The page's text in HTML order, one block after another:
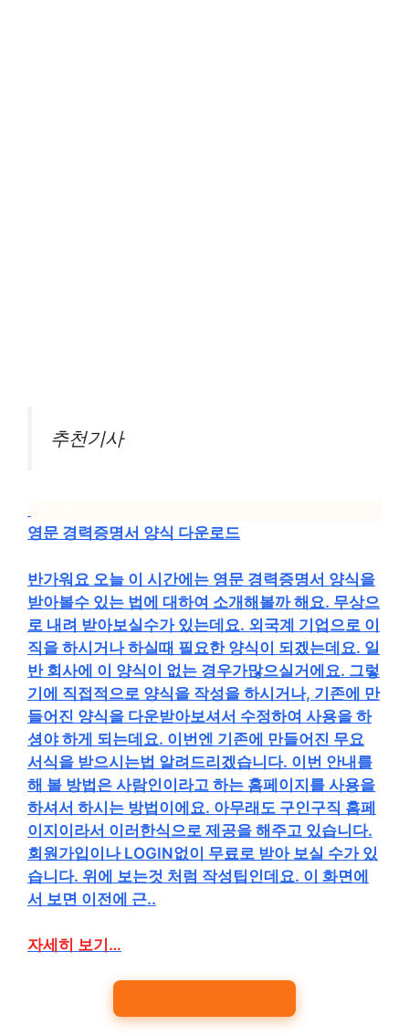
추천기사
영문 경력증명서 양식 다운로드
반가워요 오늘 이 시간에는 영문 경력증명서 양식을
받아볼수 있는 법에 대하여 소개해볼까 해요. 무상으
로 내려 받아보실수가 있는데요. 외국계 기업으로 이
직을 하시거나 하실때 필요한 양식이 되겠는데요. 일
반 회사에 이 양식이 없는 경우가많으실거에요. 그렇
기에 직접적으로 양식을 작성을 하시거나, 기존에 만
들어진 양식을 다운받아보셔서 수정하여 사용을 하
셩야 하게 되는데요. 이번엔 기존에 만들어진 무요
서식을 받으시는법 알려드리겠습니다. 이번 안내를
해 볼 방법은 사람인이라고 하는 홈페이지를 사용을
하셔서 하시는 방법이에요. 아무래도 구인구직 홈페
이지이라서 이러한식으로 제공을 해주고 있습니다.
회원가입이나 LOGIN없이 무료로 받아 보실 수가 있
습니다. 위에 보는것 처럼 작성팁인데요. 이 화면에
서 보면 이전에 근..
자세히 보기…